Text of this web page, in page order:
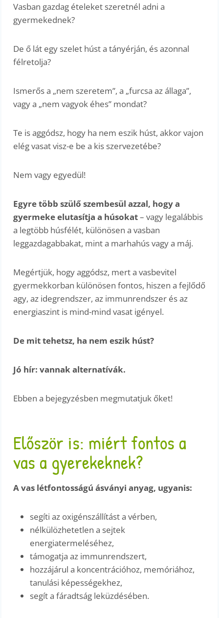
Vasban gazdag ételeket szeretnél adni a
gyermekednek?
De ő lát egy szelet húst a tányérján, és azonnal
félretolja?
Ismerős a „nem szeretem”, a „furcsa az állaga”,
vagy a „nem vagyok éhes” mondat?
Te is aggódsz, hogy ha nem eszik húst, akkor vajon
elég vasat visz-e be a kis szervezetébe?
Nem vagy egyedül!
Egyre több szülő szembesül azzal, hogy a
gyermeke elutasítja a húsokat– vagy legalábbis
a legtöbb húsfélét, különösen a vasban
leggazdagabbakat, mint a marhahús vagy a máj.
Megértjük, hogy aggódsz, mert a vasbevitel
gyermekkorban különösen fontos, hiszen a fejlődő
agy, az idegrendszer, az immunrendszer és az
energiaszint is mind-mind vasat igényel.
De mit tehetsz, ha nem eszik húst?
Jó hír: vannak alternatívák.
Ebben a bejegyzésben megmutatjuk őket!
Először is: miért fontos a
vas a gyerekeknek?
A vas létfontosságú ásványi anyag, ugyanis:
segíti az oxigénszállítást a vérben,
nélkülözhetetlen a sejtek
energiatermeléséhez,
támogatja az immunrendszert,
hozzájárul a koncentrációhoz, memóriához,
tanulási képességekhez,
segít a fáradtság leküzdésében.